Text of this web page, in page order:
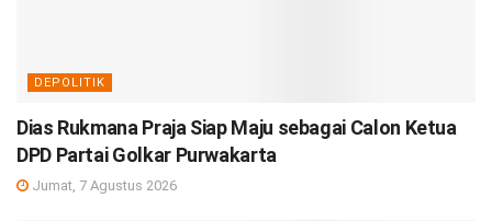
DEPOLITIK
Dias Rukmana Praja Siap Maju sebagai Calon Ketua
DPD Partai Golkar Purwakarta
Jumat, 7 Agustus 2026